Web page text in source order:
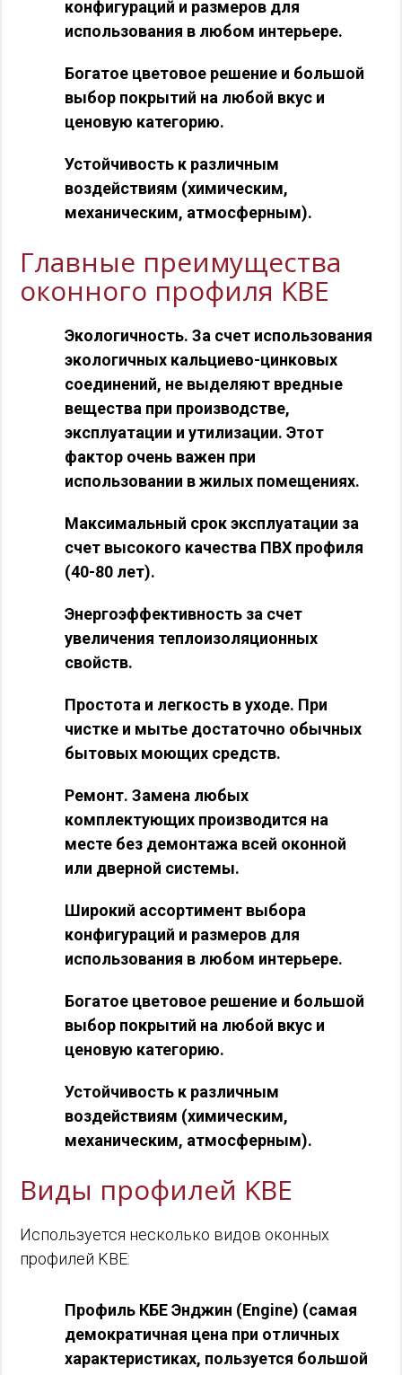
конфигураций и размеров для
использования в любом интерьере.
Богатое цветовое решение и большой
выбор покрытий на любой вкус и
ценовую категорию.
Устойчивость к различным
воздействиям (химическим,
механическим, атмосферным).
Главные преимущества
оконного профиля KBE
Экологичность. За счет использования
экологичных кальциево-цинковых
соединений, не выделяют вредные
вещества при производстве,
эксплуатации и утилизации. Этот
фактор очень важен при
использовании в жилых помещениях.
Максимальный срок эксплуатации за
счет высокого качества ПВХ профиля
(40-80 лет).
Энергоэффективность за счет
увеличения теплоизоляционных
свойств.
Простота и легкость в уходе. При
чистке и мытье достаточно обычных
бытовых моющих средств.
Ремонт. Замена любых
комплектующих производится на
месте без демонтажа всей оконной
или дверной системы.
Широкий ассортимент выбора
конфигураций и размеров для
использования в любом интерьере.
Богатое цветовое решение и большой
выбор покрытий на любой вкус и
ценовую категорию.
Устойчивость к различным
воздействиям (химическим,
механическим, атмосферным).
Виды профилей KBE
Используется несколько видов оконных
профилей KBE:
Профиль КБЕ Энджин (Engine) (самая
демократичная цена при отличных
характеристиках, пользуется большой